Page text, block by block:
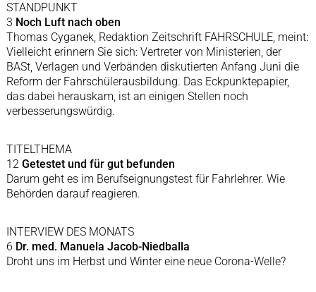
STANDPUNKT
3 Noch Luft nach oben
Thomas Cyganek, Redaktion Zeitschrift FAHRSCHULE, meint:
Vielleicht erinnern Sie sich: Vertreter von Ministerien, der
BASt, Verlagen und Verbänden diskutierten Anfang Juni die
Reform der Fahrschülerausbildung. Das Eckpunktepapier,
das dabei herauskam, ist an einigen Stellen noch
verbesserungswürdig.
TITELTHEMA
12 Getestet und für gut befunden
Darum geht es im Berufseignungstest für Fahrlehrer. Wie
Behörden darauf reagieren.
INTERVIEW DES MONATS
6 Dr. med. Manuela Jacob-Niedballa
Droht uns im Herbst und Winter eine neue Corona-Welle?